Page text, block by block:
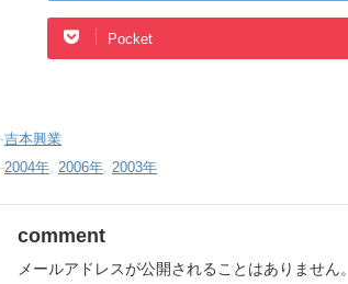
Pocket
-吉本興業
-2004年, 2006年, 2003年
comment
メールアドレスが公開されることはありません。